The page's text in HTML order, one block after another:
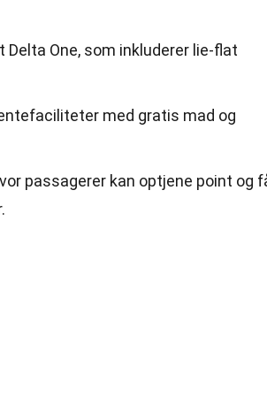
One, som inkluderer lie-flat
med gratis mad og
passagerer kan optjene point og